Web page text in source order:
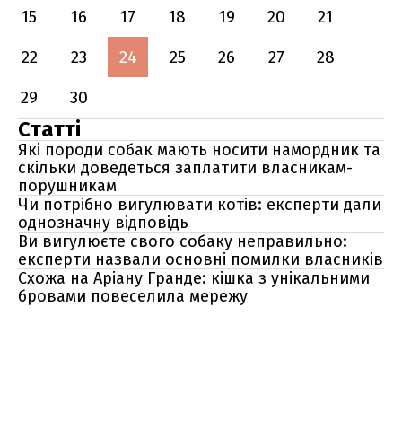
15
16 17 18 19 20
21
22
23 24 25 26 27
28
29
30
Статті
Які породи собак мають носити намордник та
скільки доведеться заплатити власникам-
порушникам
Чи потрібно вигулювати котів: експерти дали
однозначну відповідь
Ви вигулюєте свого собаку неправильно:
експерти назвали основні помилки власників
Схожа на Аріану Гранде: кішка з унікальними
бровами повеселила мережу